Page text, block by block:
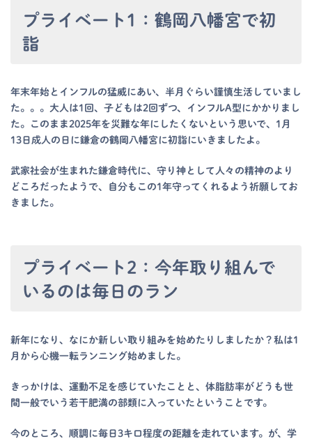
プライベート1：鶴岡八幡宮で初
詣
年末年始とインフルの猛威にあい、半月ぐらい謹慎生活していまし
た。。。大人は1回、子どもは2回ずつ、インフルA型にかかりまし
た。このまま2025年を災難な年にしたくないという思いで、1月
13日成人の日に鎌倉の鶴岡八幡宮に初詣にいきましたよ。
武家社会が生まれた鎌倉時代に、守り神として人々の精神のより
どころだったようで、自分もこの1年守ってくれるよう祈願してお
きました。
プライベート2：今年取り組んで
いるのは毎日のラン
新年になり、なにか新しい取り組みを始めたりしましたか？私は1
月から心機一転ランニング始めました。
きっかけは、運動不足を感じていたことと、体脂肪率がどうも世
間一般でいう若干肥満の部類に入っていたということです。
今のところ、順調に毎日3キロ程度の距離を走れています。が、学